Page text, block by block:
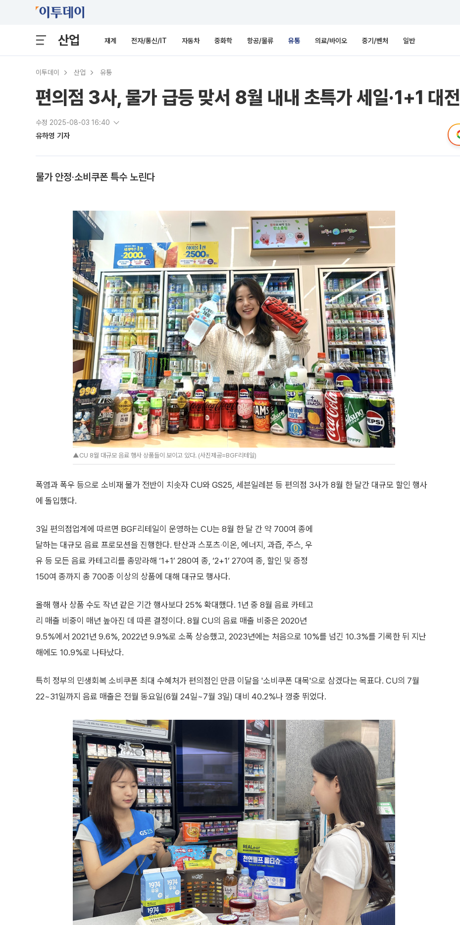
산업 재계 전자/통신/IT 자동차 중화학 항공/물류 유통 의료/바이오 중기/벤처 일반
이투데이 산업 유통
편의점 3사, 물가 급등 맞서 8월 내내 초특가 세일·1+1 대전
수정 2025-08-03 16:40
유하영 기자
물가 안정‧소비쿠폰 특수 노린다
▲CU 8월 대규모 음료 행사 상품들이 보이고 있다. (사진제공=BGF리테일)
폭염과 폭우 등으로 소비재 물가 전반이 치솟자 CU와 GS25, 세븐일레븐 등 편의점 3사가 8월 한 달간 대규모 할인 행사
에 돌입했다.
3일 편의점업계에 따르면 BGF리테일이 운영하는 CU는 8월 한 달 간 약 700여 종에
달하는 대규모 음료 프로모션을 진행한다. 탄산과 스포츠‧이온, 에너지, 과즙, 주스, 우
유 등 모든 음료 카테고리를 총망라해 ‘1+1’ 280여 종, ‘2+1’ 270여 종, 할인 및 증정
150여 종까지 총 700종 이상의 상품에 대해 대규모 행사다.
올해 행사 상품 수도 작년 같은 기간 행사보다 25% 확대했다. 1년 중 8월 음료 카테고
리 매출 비중이 매년 높아진 데 따른 결정이다. 8월 CU의 음료 매출 비중은 2020년
9.5%에서 2021년 9.6%, 2022년 9.9%로 소폭 상승했고, 2023년에는 처음으로 10%를 넘긴 10.3%를 기록한 뒤 지난
해에도 10.9%로 나타났다.
특히 정부의 민생회복 소비쿠폰 최대 수혜처가 편의점인 만큼 이달을 '소비쿠폰 대목'으로 삼겠다는 목표다. CU의 7월
22~31일까지 음료 매출은 전월 동요일(6월 24일~7월 3일) 대비 40.2%나 껑충 뛰었다.